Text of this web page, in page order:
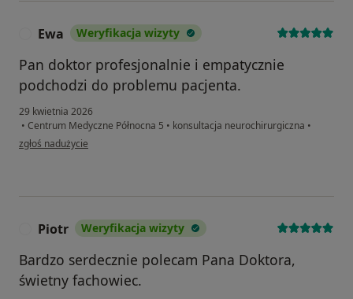
Ewa Weryfikacja wizyty
Pan doktor profesjonalnie i empatycznie
podchodzi do problemu pacjenta.
29 kwietnia 2026
• Centrum Medyczne Północna 5 • konsultacja neurochirurgiczna •
w opinii użytkownika Ewa
zgłoś nadużycie
Piotr Weryfikacja wizyty
Bardzo serdecznie polecam Pana Doktora,
świetny fachowiec.